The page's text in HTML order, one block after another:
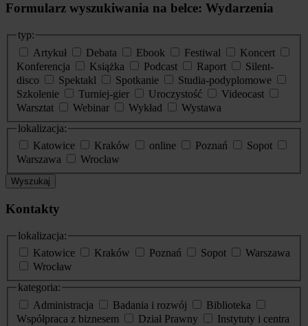
Formularz wyszukiwania na belce: Wydarzenia
typ:
Artykuł
Debata Ebook Festiwal
Koncert
Konferencja
Książka Podcast Raport
Silent-
disco
Spektakl Spotkanie
Studia-podyplomowe
Szkolenie
Turniej-gier Uroczystość
Videocast
Warsztat
Webinar Wykład
Wystawa
lokalizacja:
Katowice
Kraków online Poznań
Sopot
Warszawa
Wrocław
Wyszukaj
Kontakty
lokalizacja:
Katowice
Kraków Poznań Sopot
Warszawa
Wrocław
kategoria:
Administracja
Badania i rozwój
Biblioteka
Współpraca z biznesem
Dział Prawny
Instytuty i centra